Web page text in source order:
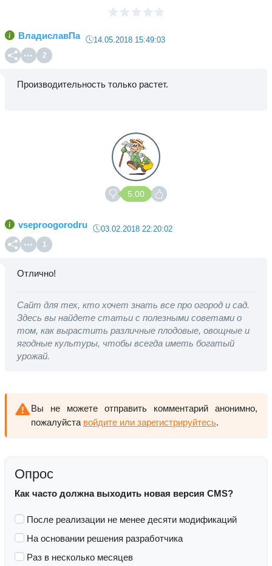
ВладиславПа 14.05.2018 15:49:03
2
Производительность только растет.
5.00
vseproogorodru 03.02.2018 22:20:02
1
Отлично!
Сайт для тех, кто хочет знать все про огород и сад.
Здесь вы найдете статьи с полезными советами о
том, как вырастить различные плодовые, овощные и
ягодные культуры, чтобы всегда иметь богатый
урожай.
Вы не можете отправить комментарий анонимно,
пожалуйста войдите или зарегистрируйтесь.
Опрос
Как часто должна выходить новая версия CMS?
После реализации не менее десяти модификаций
На основании решения разработчика
Раз в несколько месяцев